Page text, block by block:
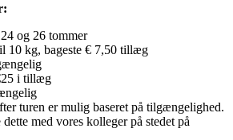
og 26 tommer
10 kg, bageste € 7,50 tillæg
i tillæg
turen er mulig baseret på tilgængelighed.
med vores kolleger på stedet på